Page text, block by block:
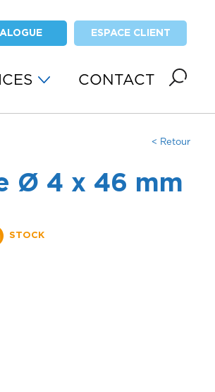
ESPACE CLIENT
CONTACT
< Retour
Ø 4 x 46 mm
STOCK